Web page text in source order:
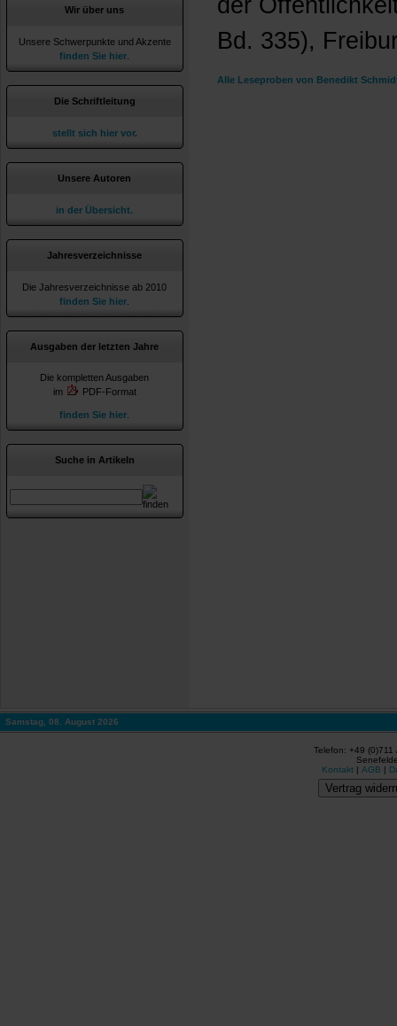
Wir über uns
Unsere Schwerpunkte und Akzente
finden Sie hier
Die Schriftleitung
stellt sich hier vor.
Unsere Autoren
in der Übersicht.
Jahresverzeichnisse
Die Jahresverzeichnisse ab 2010
finden Sie hier
Ausgaben der letzten Jahre
Die kompletten Ausgaben
im
PDF-Format
finden Sie hier
Suche in Artikeln
der
Bd. 335),
Alle Leseproben von Benedikt
Samstag, 08. August 2026
Telefon: +49
Kontakt | AGB |
Vertrag